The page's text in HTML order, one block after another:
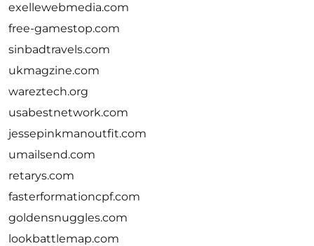
exellewebmedia.com
free-gamestop.com
sinbadtravels.com
ukmagzine.com
wareztech.org
usabestnetwork.com
jessepinkmanoutfit.com
umailsend.com
retarys.com
fasterformationcpf.com
goldensnuggles.com
lookbattlemap.com